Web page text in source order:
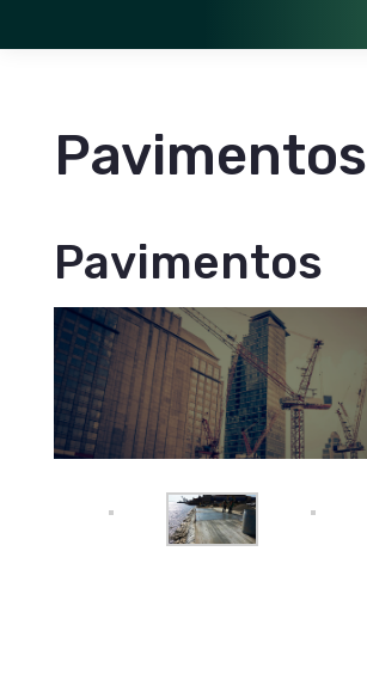
Pavimentos
Pavimentos